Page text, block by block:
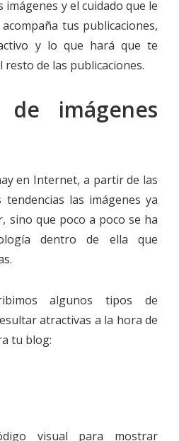
y el cuidado que le
tus publicaciones,
y lo que hará que te
de las publicaciones.
imágenes
en Internet, a partir de las
las imágenes ya
sino que poco a poco se ha
dentro de ella que
algunos tipos de
atractivas a la hora de
tu blog:
visual para mostrar